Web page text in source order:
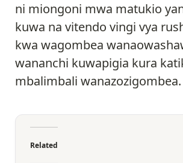
ni miongoni mwa matukio
kuwa na vitendo vingi vya
kwa wagombea
wananchi kuwapigia kura
mbalimbali wanazozigombea.
Related